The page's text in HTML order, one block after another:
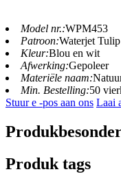
Model nr.:WPM453
Patroon:Waterjet Tulip
Kleur:Blou en wit
Afwerking:Gepoleer
Materiële naam:
Min. Bestelling:50
Stuur e -pos aan ons Laai
Produk tags